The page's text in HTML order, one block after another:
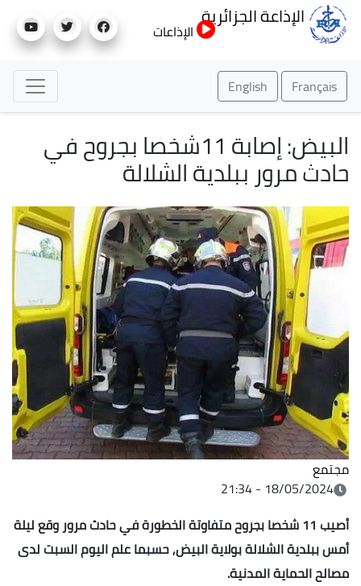
إلى
الإذاعة الجزائرية
الإذاعات
Français
English
البيض: إصابة 11شخصا بجروح في
حادث مرور ببلدية الشلالة
مجتمع
18/05/2024 - 21:34
أصيب 11 شخصا بجروح متفاوتة الخطورة في حادث مرور وقع ليلة
أمس ببلدية الشلالة بولاية البيض, حسبما علم اليوم السبت لدى
مصالح الحماية المدنية.